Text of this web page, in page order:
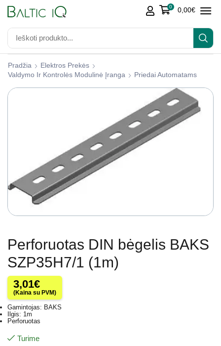
0 0,00€
Pradžia
Elektros Prekės
Valdymo Ir Kontrolės Modulinė Įranga
Priedai Automatams
Perforuotas DIN bėgelis BAKS
SZP35H7/1 (1m)
3,01€
(Kaina su PVM)
Gamintojas: BAKS
Ilgis: 1m
Perforuotas
Turime